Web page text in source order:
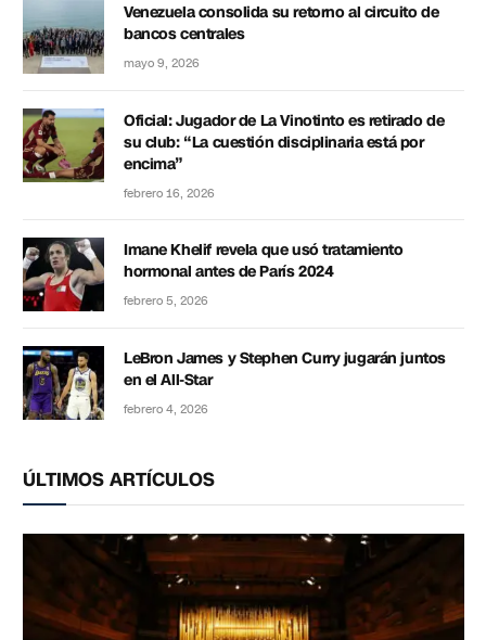
Venezuela consolida su retorno al circuito de
bancos centrales
mayo 9, 2026
Oficial: Jugador de La Vinotinto es retirado de
su club: “La cuestión disciplinaria está por
encima”
febrero 16, 2026
Imane Khelif revela que usó tratamiento
hormonal antes de París 2024
febrero 5, 2026
LeBron James y Stephen Curry jugarán juntos
en el All-Star
febrero 4, 2026
ÚLTIMOS ARTÍCULOS